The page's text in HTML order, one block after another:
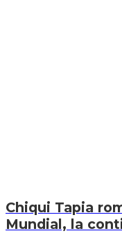
Chiqui Tapia
Mundial, la